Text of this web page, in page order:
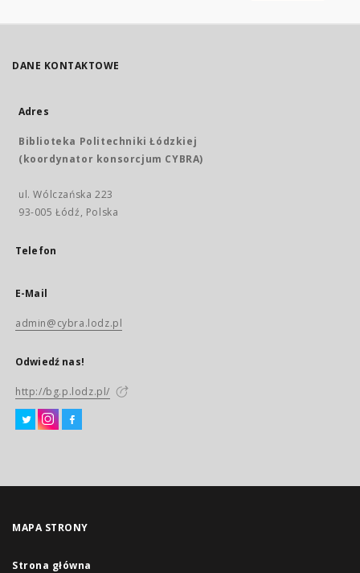
DANE KONTAKTOWE
Adres
Biblioteka Politechniki Łódzkiej
(koordynator konsorcjum CYBRA)
ul. Wólczańska 223
93-005 Łódź, Polska
Telefon
E-Mail
admin@cybra.lodz.pl
Odwiedź nas!
http://bg.p.lodz.pl/
MAPA STRONY
Strona główna